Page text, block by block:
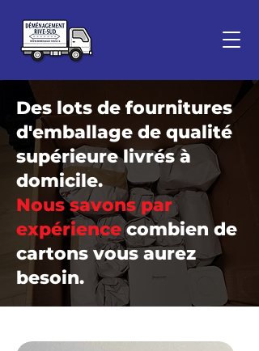
Des lots de fournitures
d'emballage de qualité
supérieure livrés à
domicile.
Nous savons par
expériencecombien de
cartons vous aurez
besoin.